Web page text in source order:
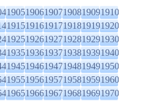
190519061907190819091910
191519161917191819191920
192519261927192819291930
193519361937193819391940
194519461947194819491950
195519561957195819591960
196519661967196819691970